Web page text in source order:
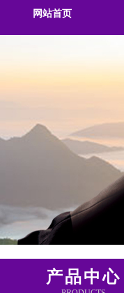
网站首页
产品中心